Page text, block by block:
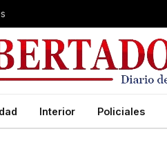
Interior Policiales